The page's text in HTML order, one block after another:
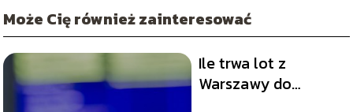
Może Cię również zainteresować
Ile trwa lot z
Warszawy do